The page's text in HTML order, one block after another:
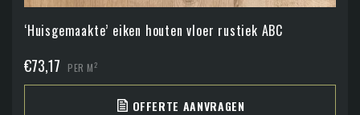
‘Huisgemaakte’ eiken houten vloer rustiek ABC
€73,17 PER M2
OFFERTE AANVRAGEN